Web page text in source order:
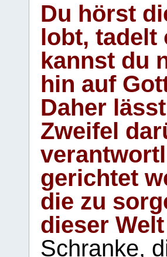
Du hörst
lobt, tadelt
kannst du
hin auf
Daher
Zweifel
gerichtet
die zu
dieser
Schranke,